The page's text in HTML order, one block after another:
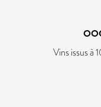
Vins issus à